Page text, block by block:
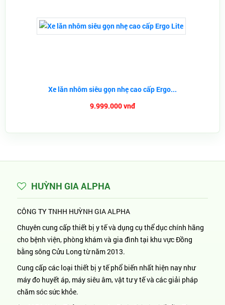
Xe lăn nhôm siêu gọn nhẹ cao cấp Ergo...
9.999.000 vnđ
HUỲNH GIA ALPHA
CÔNG TY TNHH HUỲNH GIA ALPHA
Chuyên cung cấp thiết bị y tế và dụng cụ thể dục chính hãng
cho bệnh viện, phòng khám và gia đình tại khu vực Đồng
bằng sông Cửu Long từ năm 2013.
Cung cấp các loại thiết bị y tế phổ biến nhất hiện nay như
máy đo huyết áp, máy siêu âm, vật tư y tế và các giải pháp
chăm sóc sức khỏe.